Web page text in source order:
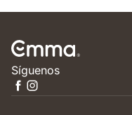
Síguenos